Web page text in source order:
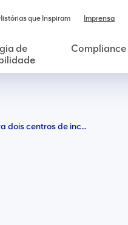
que Inspiram Imprensa
de
Compliance
Anglo American inaugura dois centros de inclusão digital em Conceição do Mato Dentro